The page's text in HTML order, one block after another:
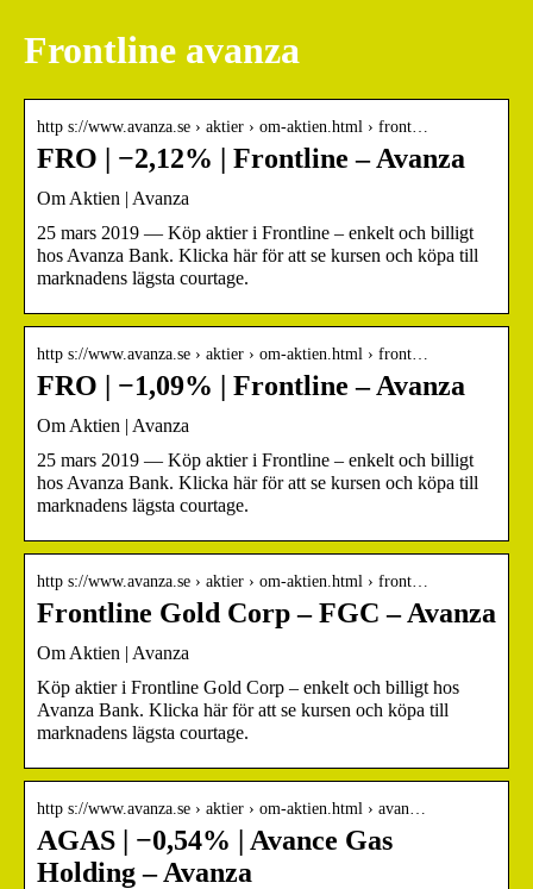
Frontline avanza
http s://www.avanza.se › aktier › om-aktien.html › front…
FRO | −2,12% | Frontline – Avanza
Om Aktien | Avanza
25 mars 2019 — Köp aktier i Frontline – enkelt och billigt
hos Avanza Bank. Klicka här för att se kursen och köpa till
marknadens lägsta courtage.
http s://www.avanza.se › aktier › om-aktien.html › front…
FRO | −1,09% | Frontline – Avanza
Om Aktien | Avanza
25 mars 2019 — Köp aktier i Frontline – enkelt och billigt
hos Avanza Bank. Klicka här för att se kursen och köpa till
marknadens lägsta courtage.
http s://www.avanza.se › aktier › om-aktien.html › front…
Frontline Gold Corp – FGC – Avanza
Om Aktien | Avanza
Köp aktier i Frontline Gold Corp – enkelt och billigt hos
Avanza Bank. Klicka här för att se kursen och köpa till
marknadens lägsta courtage.
http s://www.avanza.se › aktier › om-aktien.html › avan…
AGAS | −0,54% | Avance Gas
Holding – Avanza